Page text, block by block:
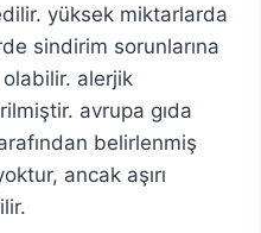
yüksek miktarlarda
sindirim sorunlarına
olabilir. alerjik
avrupa gıda
belirlenmiş
ancak aşırı